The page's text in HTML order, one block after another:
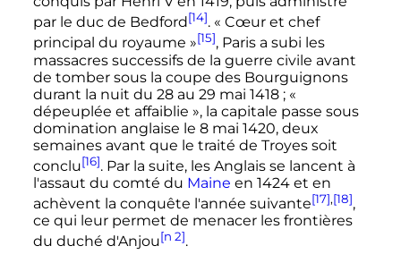
par le duc de Bedford[14]. « Cœur et chef
principal du royaume »[15], Paris a subi les
massacres successifs de la guerre civile avant
de tomber sous la coupe des Bourguignons
durant la nuit du 28 au 29 mai 1418 ; «
dépeuplée et affaiblie », la capitale passe sous
domination anglaise le 8 mai 1420, deux
semaines avant que le traité de Troyes soit
conclu[16]. Par la suite, les Anglais se lancent à
l'assaut du comté du Maine en 1424 et en
achèvent la conquête l'année suivante[17],[18],
ce qui leur permet de menacer les frontières
du duché d'Anjou[n 2].